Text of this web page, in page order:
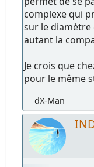
complexe qui
sur le
autant la
Je crois que
pour le même
dX-Man